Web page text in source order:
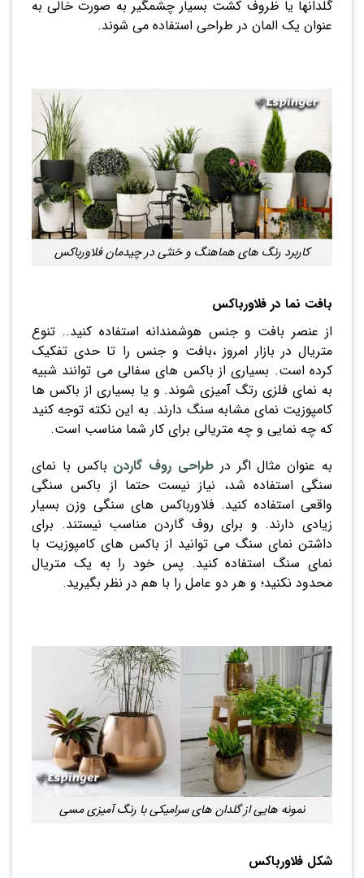
گلدانها یا ظروف کشت بسیار چشمگیر به صورت خالی به
عنوان یک المان در طراحی استفاده می شوند.
کاربرد رنگ های هماهنگ و خنثی در چیدمان فلاورباکس
بافت نما در فلاورباکس
از عنصر بافت و جنس هوشمندانه استفاده کنید.. تنوع
متریال در بازار امروز ،بافت و جنس را تا حدی تفکیک
کرده است. بسیاری از باکس های سفالی می توانند شبیه
به نمای فلزی رتگ آمیزی شوند. و یا بسیاری از باکس ها
کامپوزیت نمای مشابه سنگ دارند. به این نکته توجه کنید
که چه نمایی و چه متریالی برای کار شما مناسب است.
به عنوان مثال اگر در طراحی روف گاردن باکس با نمای
سنگی استفاده شد، نیاز نیست حتما از باکس سنگی
واقعی استفاده کنید. فلاورباکس های سنگی وزن بسیار
زیادی دارند. و برای روف گاردن مناسب نیستند. برای
داشتن نمای سنگ می توانید از باکس های کامپوزیت با
نمای سنگ استفاده کنید. پس خود را به یک متریال
محدود نکنید؛ و هر دو عامل را با هم در نظر بگیرید.
نمونه هایی از گلدان های سرامیکی با رنگ آمیزی مسی
شکل فلاورباکس